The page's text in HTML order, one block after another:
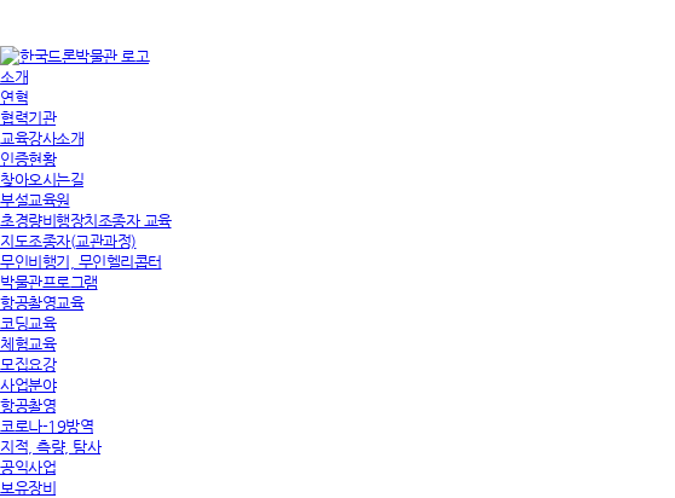
소개
연혁
협력기관
교육강사소개
인증현황
찾아오시는길
부설교육원
초경량비행장치조종자 교육
지도조종자(교관과정)
무인비행기, 무인헬리콥터
박물관프로그램
항공촬영교육
코딩교육
체험교육
모집요강
사업분야
항공촬영
코로나-19방역
지적, 측량, 탐사
공익사업
보유장비